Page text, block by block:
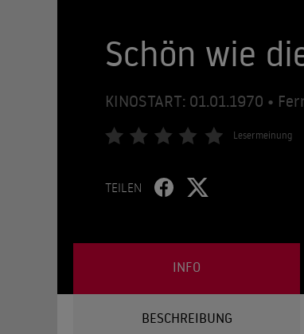
Schön wie
KINOSTART: 01.01.1970 •
Lesermeinung
TEILEN
INFO
BESCHREIBUNG